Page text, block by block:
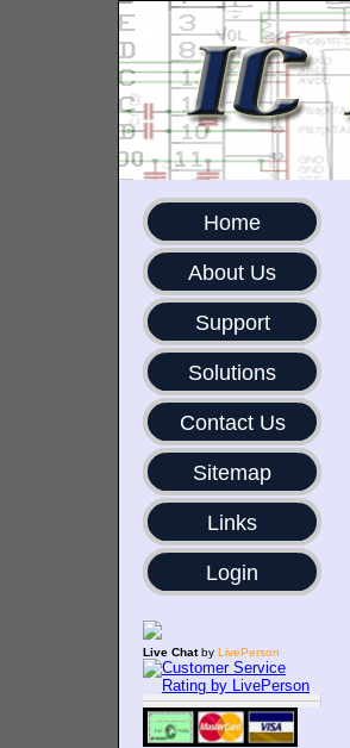
Home
About Us
Support
Solutions
Contact Us
Sitemap
Links
Login
Live Chatby LivePerson